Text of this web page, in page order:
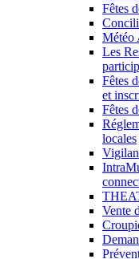
Fêtes
Météo
Les
Fêtes
et
Fêtes
locales
Vente